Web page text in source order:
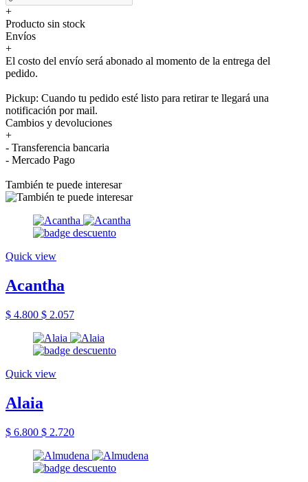
+
Producto sin stock
Envíos
+
El costo del envío será abonado al momento de la entrega del
pedido.
Pickup: Cuando tu pedido esté listo para retirar te llegará una
notificación por mail.
Cambios y devoluciones
+
- Transferencia bancaria
- Mercado Pago
También te puede interesar
Quick view
Acantha
$ 4.800 $ 2.057
Quick view
Alaia
$ 6.800 $ 2.720